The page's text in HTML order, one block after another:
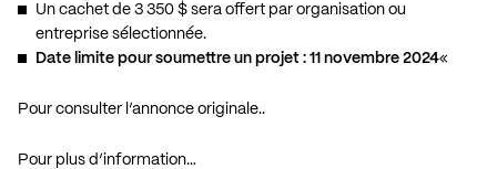
Un cachet de 3 350 $ sera offert par organisation ou
entreprise sélectionnée.
Date limite pour soumettre un projet : 11 novembre 2024«
Pour consulter l’annonce originale..
Pour plus d’information…